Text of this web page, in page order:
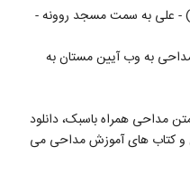
- علی به سمت مسجد روونه -
به وب آیین مستان به
مداحی همراه باسبک، دانلود
و کتاب های آموزش مداحی می